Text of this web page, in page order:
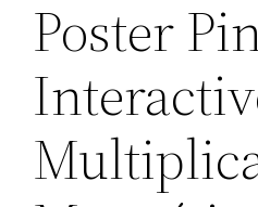
Poster